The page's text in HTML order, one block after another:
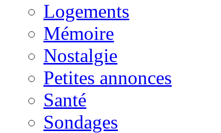
Logements
Mémoire
Nostalgie
Petites annonces
Santé
Sondages